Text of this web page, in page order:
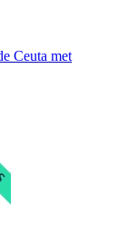
Ceuta met